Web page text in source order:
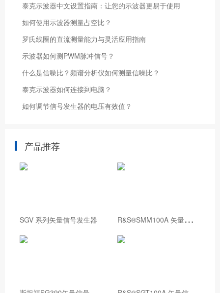
泰克示波器中文设置指南：让您的示波器更易于使用
如何使用示波器测量占空比？
罗氏线圈的直流测量能力与灵活应用指南
示波器如何测PWM脉冲信号？
什么是信噪比？频谱分析仪如何测量信噪比？
泰克示波器如何连接到电脑？
如何调节信号发生器的电压有效值？
产品推荐
SGV 系列矢量信号发生器 R
&S®SMM100A 矢量信号发生器